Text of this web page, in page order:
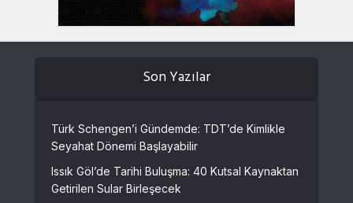
Son Yazılar
Türk Schengen’i Gündemde: TDT’de Kimlikle
Seyahat Dönemi Başlayabilir
Issık Göl’de Tarihi Buluşma: 40 Kutsal Kaynaktan
Getirilen Sular Birleşecek